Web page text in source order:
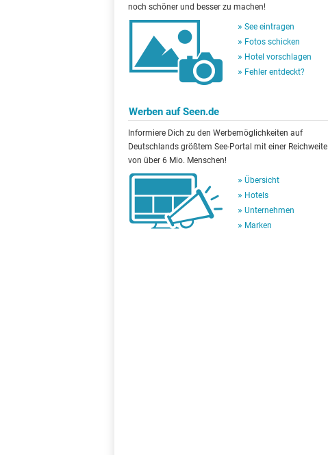
noch schöner und besser zu machen!
See eintragen
Fotos schicken
Hotel vorschlagen
Fehler entdeckt?
Werben auf Seen.de
Informiere Dich zu den Werbemöglichkeiten auf
Deutschlands größtem See-Portal mit einer Reichweite
von über 6 Mio. Menschen!
Übersicht
Hotels
Unternehmen
Marken